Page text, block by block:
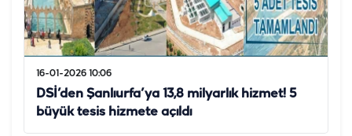
16-01-2026 10:06
DSİ’den Şanlıurfa’ya 13,8 milyarlık hizmet! 5
büyük tesis hizmete açıldı